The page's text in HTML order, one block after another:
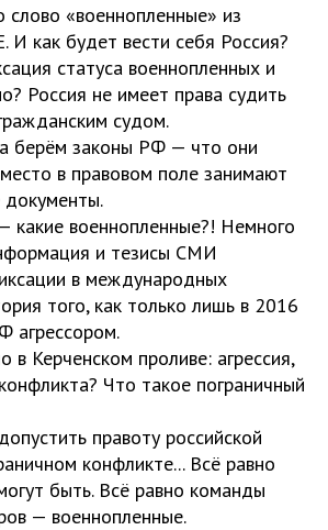
слово «военнопленные» из
как будет вести себя Россия?
статуса военнопленных и
Россия не имеет права судить
судом.
берём законы РФ — что они
в правовом поле занимают
какие военнопленные?! Немного
и тезисы СМИ
в международных
того, как только лишь в 2016
агрессором.
в Керченском проливе: агрессия,
Что такое пограничный
правоту российской
конфликте... Всё равно
быть. Всё равно команды
— военнопленные.